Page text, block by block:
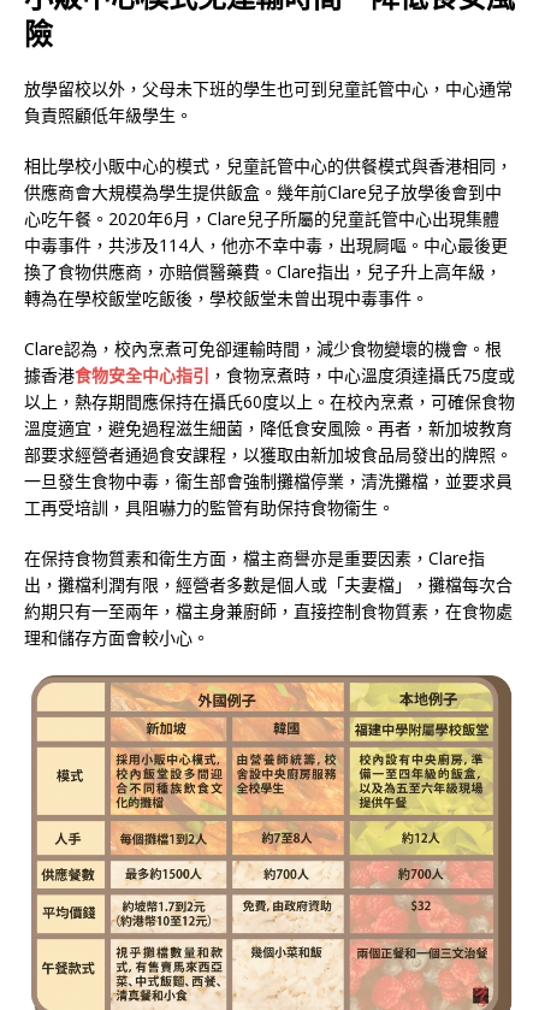
險
放學留校以外，父母未下班的學生也可到兒童託管中心，中心通常
負責照顧低年級學生。
相比學校小販中心的模式，兒童託管中心的供餐模式與香港相同，
供應商會大規模為學生提供飯盒。幾年前Clare兒子放學後會到中
心吃午餐。2020年6月，Clare兒子所屬的兒童託管中心出現集體
中毒事件，共涉及114人，他亦不幸中毒，出現屙嘔。中心最後更
換了食物供應商，亦賠償醫藥費。Clare指出，兒子升上高年級，
轉為在學校飯堂吃飯後，學校飯堂未曾出現中毒事件。
Clare認為，校內烹煮可免卻運輸時間，減少食物變壞的機會。根
據香港食物安全中心指引 ，食物烹煮時，中心溫度須達攝氏75度或
以上，熱存期間應保持在攝氏60度以上。在校內烹煮，可確保食物
溫度適宜，避免過程滋生細菌，降低食安風險。再者，新加坡教育
部要求經營者通過食安課程，以獲取由新加坡食品局發出的牌照。
一旦發生食物中毒，衞生部會強制攤檔停業，清洗攤檔，並要求員
工再受培訓，具阻嚇力的監管有助保持食物衞生。
在保持食物質素和衛生方面，檔主商譽亦是重要因素，Clare指
出，攤檔利潤有限，經營者多數是個人或「夫妻檔」，攤檔每次合
約期只有一至兩年，檔主身兼廚師，直接控制食物質素，在食物處
理和儲存方面會較小心。